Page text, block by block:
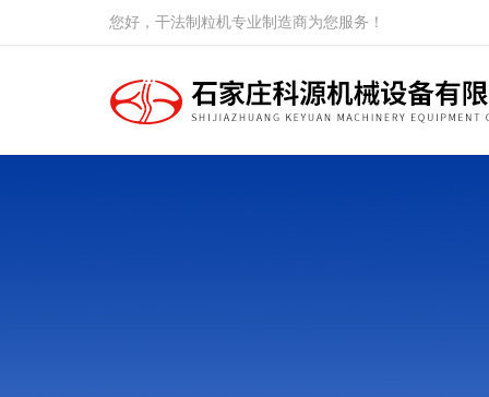
您好，干法制粒机专业制造商为您服务！